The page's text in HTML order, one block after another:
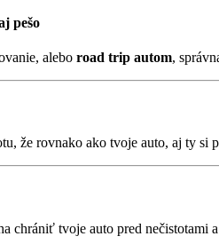
pešo
alebo road trip autom,
že rovnako ako tvoje auto, aj ty
chrániť tvoje auto pred nečistotami